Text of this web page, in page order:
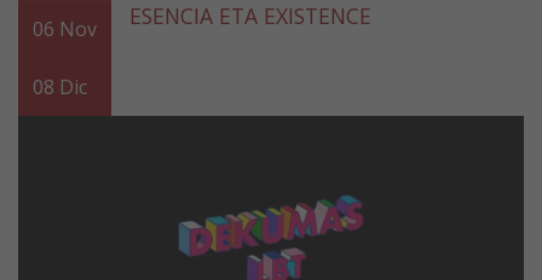
06 Nov
08 Dic
ESENCIA ETA EXISTENCE